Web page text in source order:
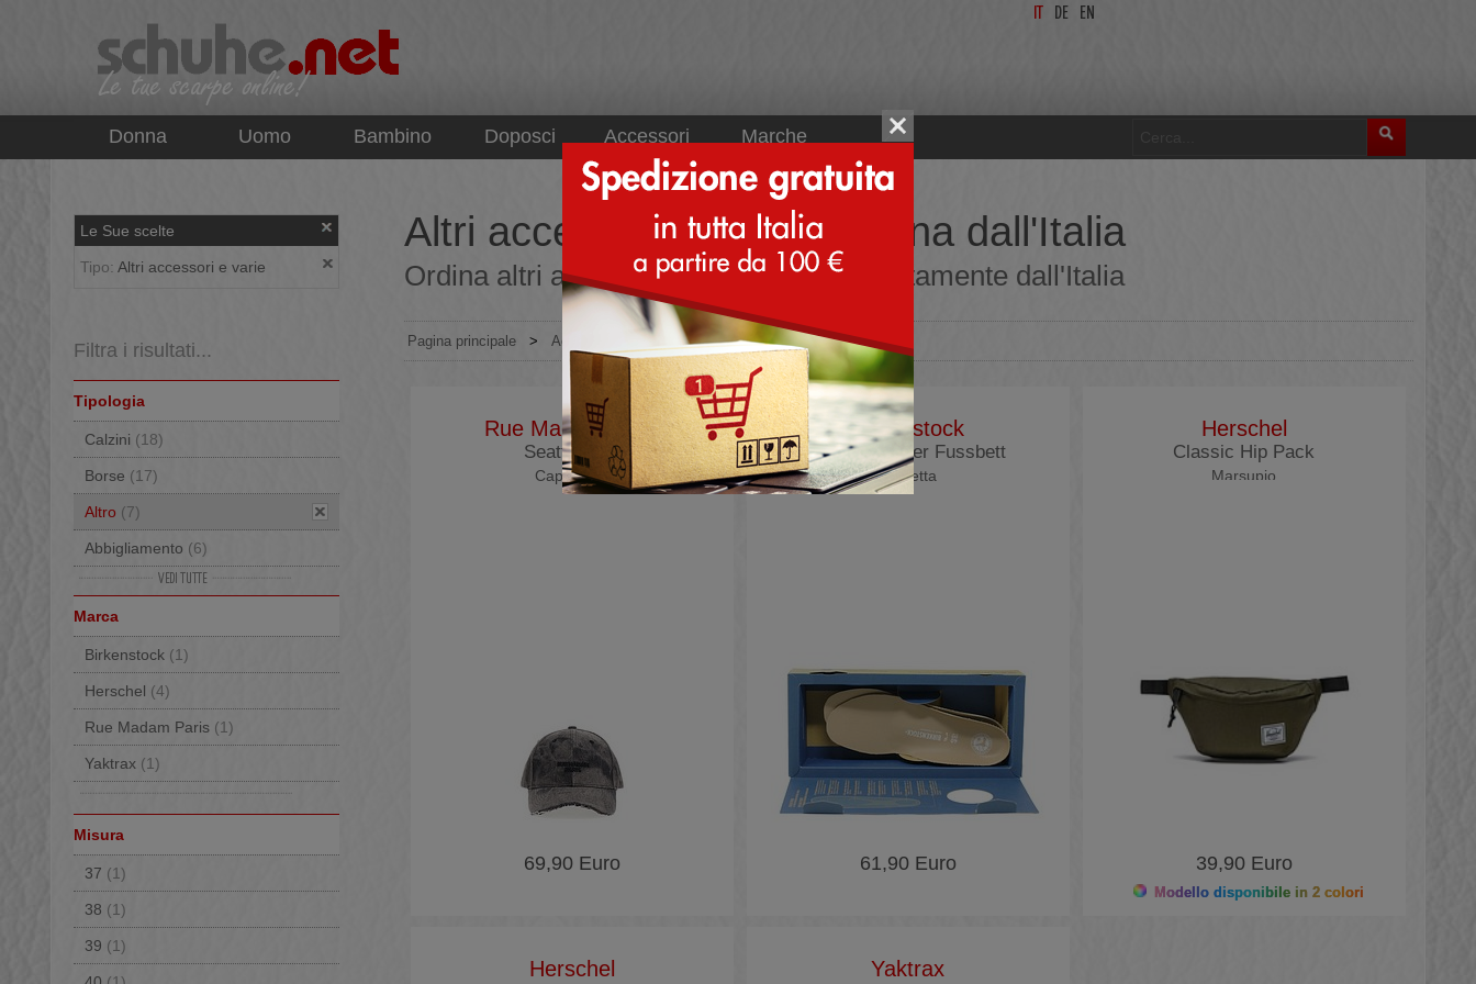
DE EN
Donna Uomo Bambino Doposci Accessori Marche
Le Sue scelte
Tipo: Altri accessori e varie
Filtra i risultati...
Tipologia
Calzini (18)
Borse (17)
Altro (7)
Abbigliamento (6)
Marsupi (5)
Zaini
Guanti(3)
Astucci(3)
Portafogli(1)
Cappello(1)
Marca
Birkenstock (1)
Herschel (4)
Rue Madam Paris (1)
Yaktrax (1)
Misura
37 (1)
38 (1)
39 (1)
Altri accessori e varie - ordina dall'Italia
Ordina altri accessori e varie online direttamente dall'Italia
Pagina principale > Accessori Altro
Rue Madam Paris
Seattle Cap
Cappellino
69,90 Euro
Birkenstock
Plantare Leder Fussbett
Suoletta
61,90 Euro
Herschel
Classic Hip Pack
Marsupio
39,90 Euro
Modello disponibile in 2 colori
Herschel Yaktrax